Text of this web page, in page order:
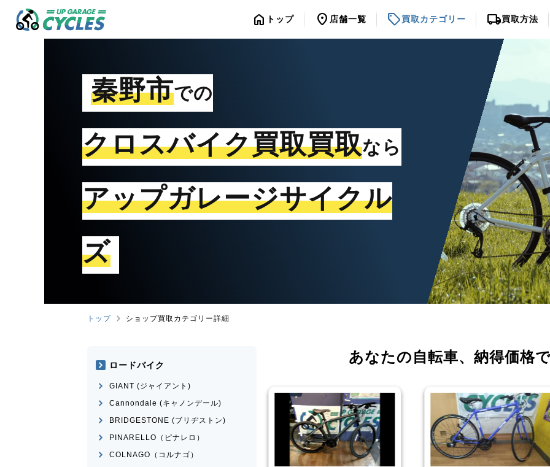
home トップ location_on 店舗一覧 sell買取カテゴリー local_shipping買取方法
秦野市での
クロスバイク買取買取なら
アップガレージサイクル
ズ
トップ ショップ買取カテゴリー詳細
あなたの自転車、 納得価格
ロードバイク
GIANT (ジャイアント)
Cannondale (キャノンデール)
BRIDGESTONE (ブリヂストン)
PINARELLO（ピナレロ）
COLNAGO（コルナゴ）